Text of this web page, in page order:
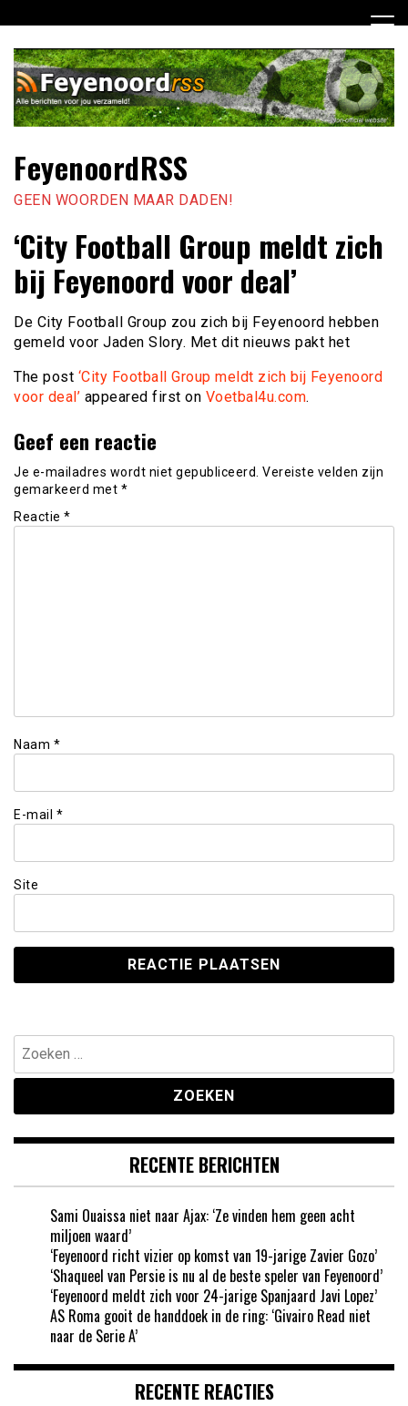
naar
inhoud
FeyenoordRSS
GEEN WOORDEN MAAR DADEN!
‘City Football Group meldt zich
bij Feyenoord voor deal’
De City Football Group zou zich bij Feyenoord hebben
gemeld voor Jaden Slory. Met dit nieuws pakt het
The post ‘City Football Group meldt zich bij Feyenoord
voor deal’ appeared first on Voetbal4u.com.
Geef een reactie
Je e-mailadres wordt niet gepubliceerd. Vereiste velden zijn
gemarkeerd met *
Reactie *
Naam *
E-mail *
Site
Zoeken
naar:
RECENTE BERICHTEN
Sami Ouaissa niet naar Ajax: ‘Ze vinden hem geen acht
miljoen waard’
‘Feyenoord richt vizier op komst van 19-jarige Zavier Gozo’
‘Shaqueel van Persie is nu al de beste speler van Feyenoord’
‘Feyenoord meldt zich voor 24-jarige Spanjaard Javi Lopez’
AS Roma gooit de handdoek in de ring: ‘Givairo Read niet
naar de Serie A’
RECENTE REACTIES